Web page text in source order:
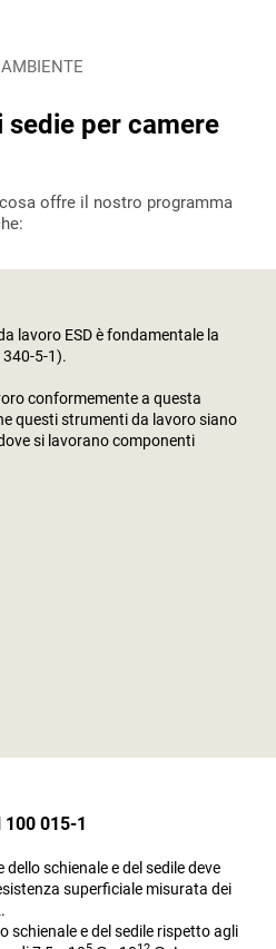
per camere
offre il nostro programma
lavoro ESD è fondamentale la
5-1).
conformemente a questa
questi strumenti da lavoro siano
si lavorano componenti
100 015-1
schienale e del sedile deve
superficiale misurata dei
schienale e del sedile rispetto agli